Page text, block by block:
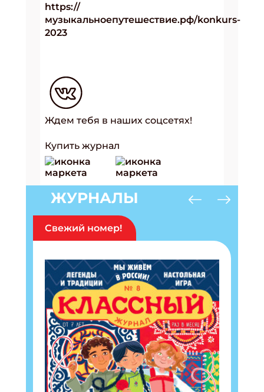
https://
музыкальноепутешествие.рф/konkurs-
2023
Ждем тебя в наших соцсетях!
Купить журнал
ЖУРНАЛЫ
Свежий номер!